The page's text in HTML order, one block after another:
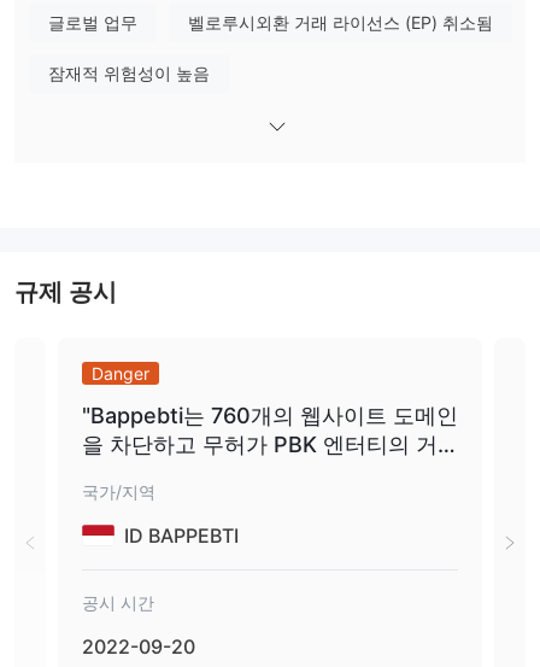
2016년에 로보포렉스는 전문 분석 센터 RAMM을 갖춘 자체 투자 플
2019년에 이 외환 브로커의 거래 가능 상품은 12,000개에 달했으
로벌 업데이트를 진행했고, 금융 업계에서 30개 이상의 상을 수상했
Roboforex는 다양한 계좌 유형과 거래 상품 외에도 여러 가지 다른
MobileTrader, StocksTrader.
장점과 단점Roboforex는 합법적인가요?
예. RoboForex Ltd.는 인가를 받았으며 해외 규제 금융서비스위원
회(FSC)의 라이선스 번호 000138/32에 따라.
시장 상품
자재, 에너지, 금속 및 통화
계좌 유형
글로벌 업무 벨로루시외환 거래 라이선스 (EP) 취소됨
잠재적 위험성이 높음
규제 공시
Danger
"Bappebti는 760개의 웹사이트 도메인
을 차단하고 무허가 PBK 엔터티의 거
국가/지역
ID BAPPEBTI
공시 시간
2022-09-20